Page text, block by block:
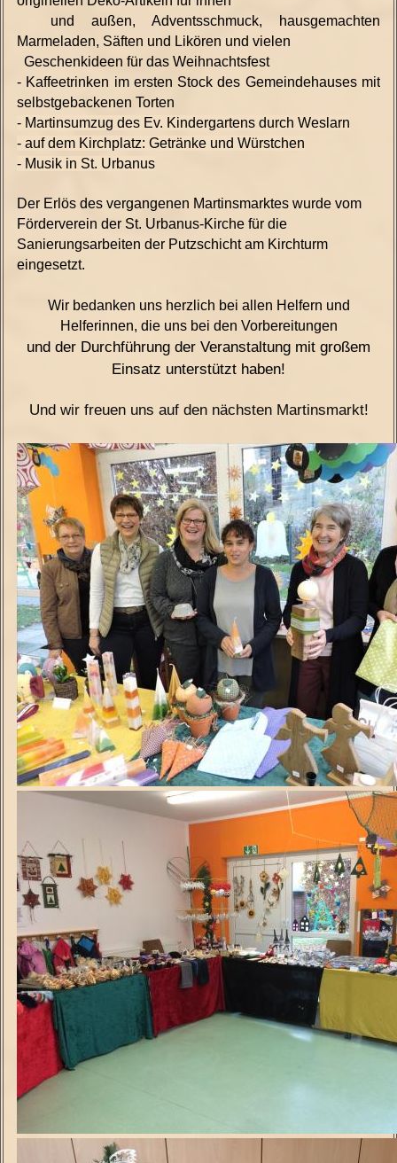
und außen, Adventsschmuck,
hausgemachten
Marmeladen, Säften und Likören und vielen
Geschenkideen für das Weihnachtsfest
- Kaffeetrinken im ersten Stock des Gemeindehauses mit
selbstgebackenen Torten
- Martinsumzug des Ev. Kindergartens durch Weslarn
- auf dem Kirchplatz: Getränke und Würstchen
- Musik in St. Urbanus
Der Erlös des vergangenen Martinsmarktes wurde vom
Förderverein der St. Urbanus-Kirche für die
Sanierungsarbeiten der Putzschicht am Kirchturm
eingesetzt.
Wir bedanken uns herzlich bei allen Helfern und
Helferinnen, die uns bei den Vorbereitungen
und der Durchführung der Veranstaltung mit großem
Einsatz unterstützt haben!
Und wir freuen uns auf den nächsten Martinsmarkt!